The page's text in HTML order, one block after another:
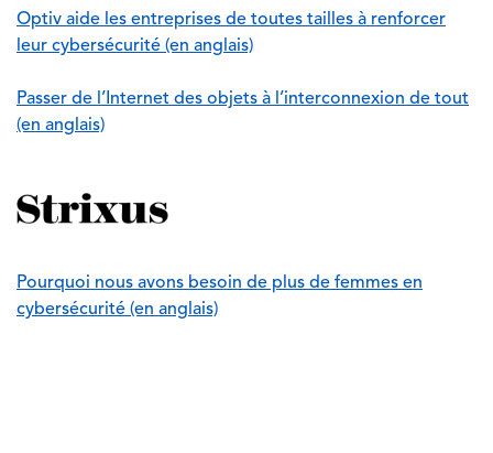
Optiv aide les entreprises de toutes tailles à renforcer
leur cybersécurité (en anglais)
Passer de l’Internet des objets à l’interconnexion de tout
(en anglais)
Pourquoi nous avons besoin de plus de femmes en
cybersécurité (en anglais)